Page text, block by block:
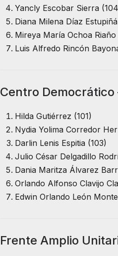
Yancly Escobar Sierra
Diana Milena Díaz
Mireya María Ochoa Riaño
Luis Alfredo Rincón
Centro Democrático
Hilda Gutiérrez (101)
Nydia Yolima Corredor
Darlin Lenis Espitia (103)
Julio César Delgadillo
Dania Maritza Álvarez
Orlando Alfonso Clavijo
Edwin Orlando León
Frente Amplio